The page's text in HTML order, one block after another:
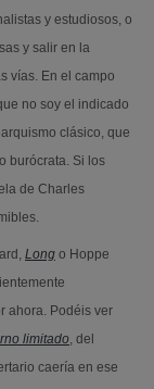
y estudiosos, o
y salir en la
vías. En el campo
no soy el indicado
clásico, que
burócrata. Si los
de Charles
Long o Hoppe
ahora. Podéis ver
limitado, del
caería en ese